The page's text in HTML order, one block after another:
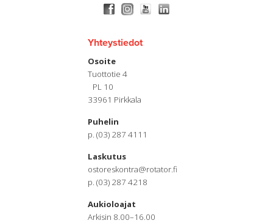
Yhteystiedot
Osoite
Tuottotie 4
PL 10
33961 Pirkkala
Puhelin
p. (03) 287 4111
Laskutus
ostoreskontra@rotator.fi
p. (03) 287 4218
Aukioloajat
Arkisin 8.00–16.00